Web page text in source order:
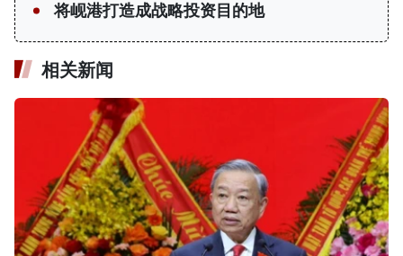
将岘港打造成战略投资目的地
相关新闻